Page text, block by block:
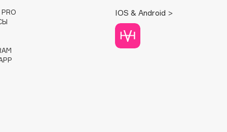
PRO
IOS & Android >